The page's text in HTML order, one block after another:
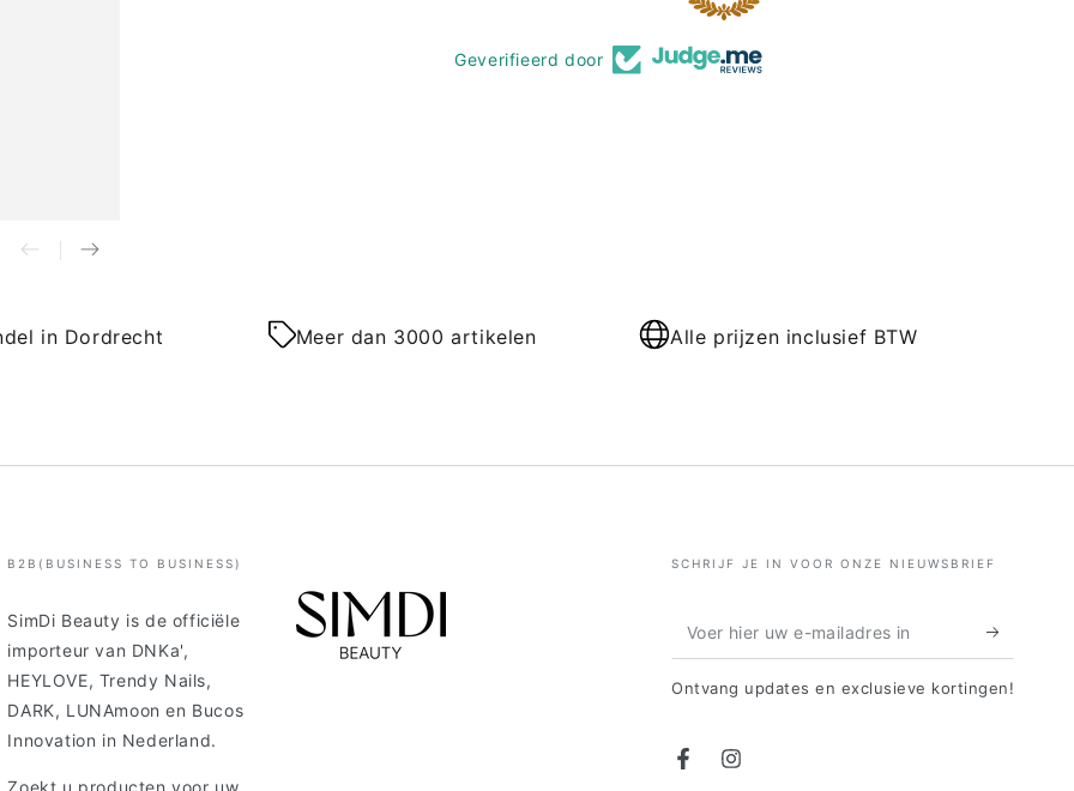
Geverifieerd door
in Dordrecht Meer dan 3000 artikelen Alle prijzen inclusief BTW
B2B(BUSINESS TO BUSINESS)
SimDi Beauty is de officiële
importeur van DNKa',
HEYLOVE, Trendy Nails,
DARK, LUNAmoon en Bucos
Innovation in Nederland.
Zoekt u producten voor uw
SCHRIJF JE IN VOOR ONZE NIEUWSBRIEF
Voer
hier
uw
mailadres
Ontvang updates en exclusieve kortingen!
FacebookInstagram